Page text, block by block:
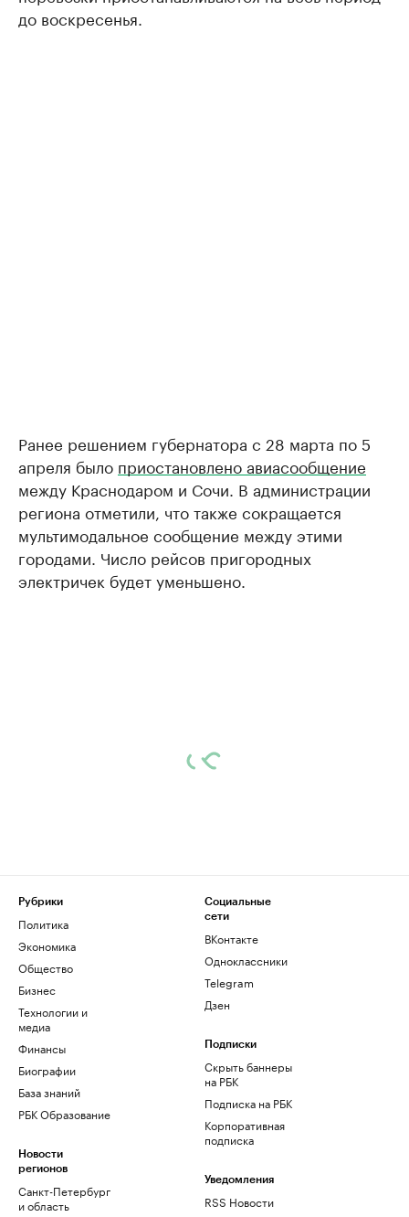
до воскресенья.
Ранее решением губернатора с 28 марта по 5
апреля было приостановлено авиасообщение
между Краснодаром и Сочи. В администрации
региона отметили, что также сокращается
мультимодальное сообщение между этими
городами. Число рейсов пригородных
электричек будет уменьшено.
Рубрики
Политика
Экономика
Общество
Бизнес
Технологии и
медиа
Финансы
Биографии
База знаний
РБК Образование
Новости
регионов
Санкт-Петербург
и область
Социальные
сети
ВКонтакте
Одноклассники
Telegram
Дзен
Подписки
Скрыть баннеры
на РБК
Подписка на РБК
Корпоративная
подписка
Уведомления
RSS Новости